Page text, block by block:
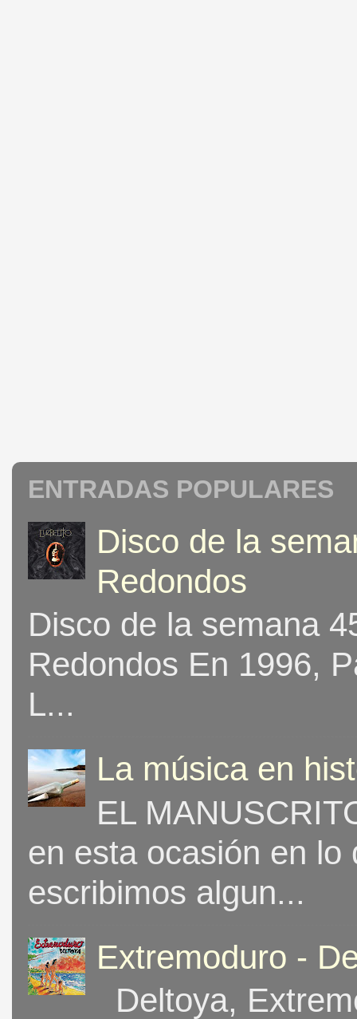
ENTRADAS POPULARES
Disco de la
Redondos
Disco de la semana
Redondos En 1996,
L...
La música en
EL
en esta ocasión en
escribimos algun...
Extremoduro -
Deltoya,